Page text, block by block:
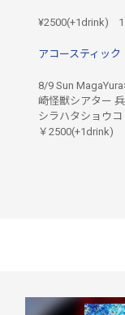
¥2500(+1drink)
アコースティック
8/9 Sun
崎怪獣シアター
シラハタショウ
￥2500(+1drink)